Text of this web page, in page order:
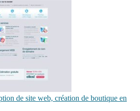
de site web, création de boutique en